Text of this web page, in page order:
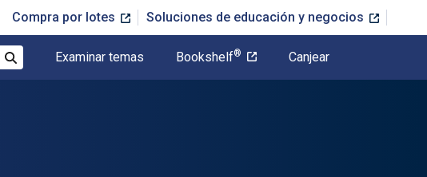
Compra por lotes Soluciones de educación y negocios
Examinar temas Bookshelf® Canjear